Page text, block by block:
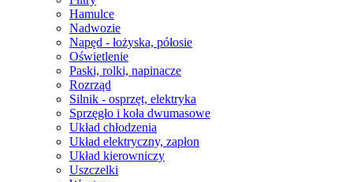
Hamulce
Nadwozie
Napęd - łożyska, półosie
Oświetlenie
Paski, rolki, napinacze
Rozrząd
Silnik - osprzęt, elektryka
Sprzęgło i koła dwumasowe
Układ chłodzenia
Układ elektryczny, zapłon
Układ kierowniczy
Uszczelki